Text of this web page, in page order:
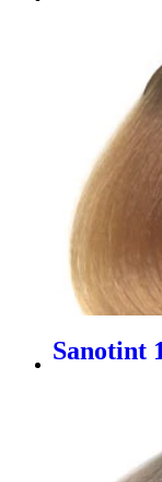
Sanotint